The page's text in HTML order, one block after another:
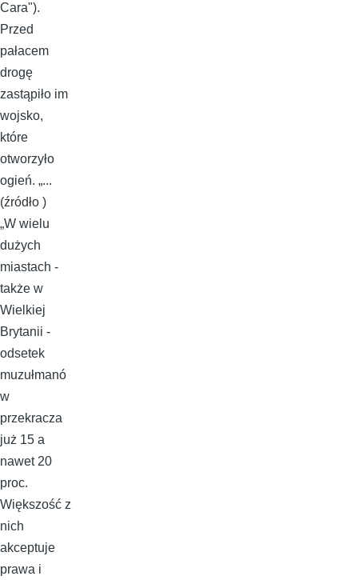
Cara").
Przed
pałacem
drogę
zastąpiło im
wojsko,
które
otworzyło
ogień. „...
(źródło )
„W wielu
dużych
miastach -
także w
Wielkiej
Brytanii -
odsetek
muzułmanó
w
przekracza
już 15 a
nawet 20
proc.
Większość z
nich
akceptuje
prawa i